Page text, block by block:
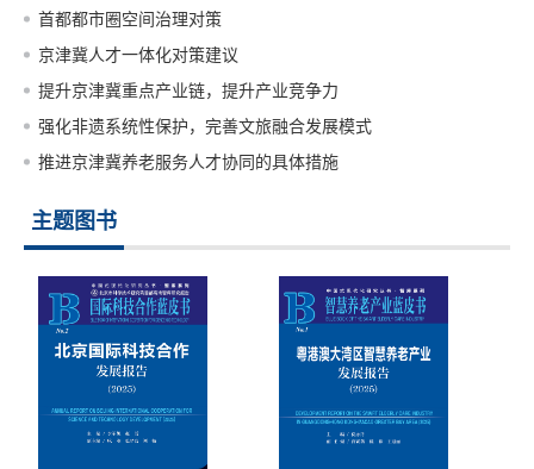
首都都市圈空间治理对策
京津冀人才一体化对策建议
提升京津冀重点产业链，提升产业竞争力
强化非遗系统性保护，完善文旅融合发展模式
推进京津冀养老服务人才协同的具体措施
主题图书